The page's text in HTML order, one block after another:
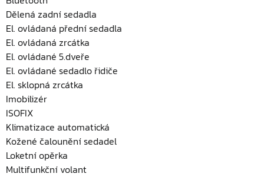
Dělená zadní sedadla
El. ovládaná přední sedadla
El. ovládaná zrcátka
El. ovládané 5.dveře
El. ovládané sedadlo řidiče
El. sklopná zrcátka
Imobilizér
ISOFIX
Klimatizace automatická
Kožené čalounění sedadel
Loketní opěrka
Multifunkční volant